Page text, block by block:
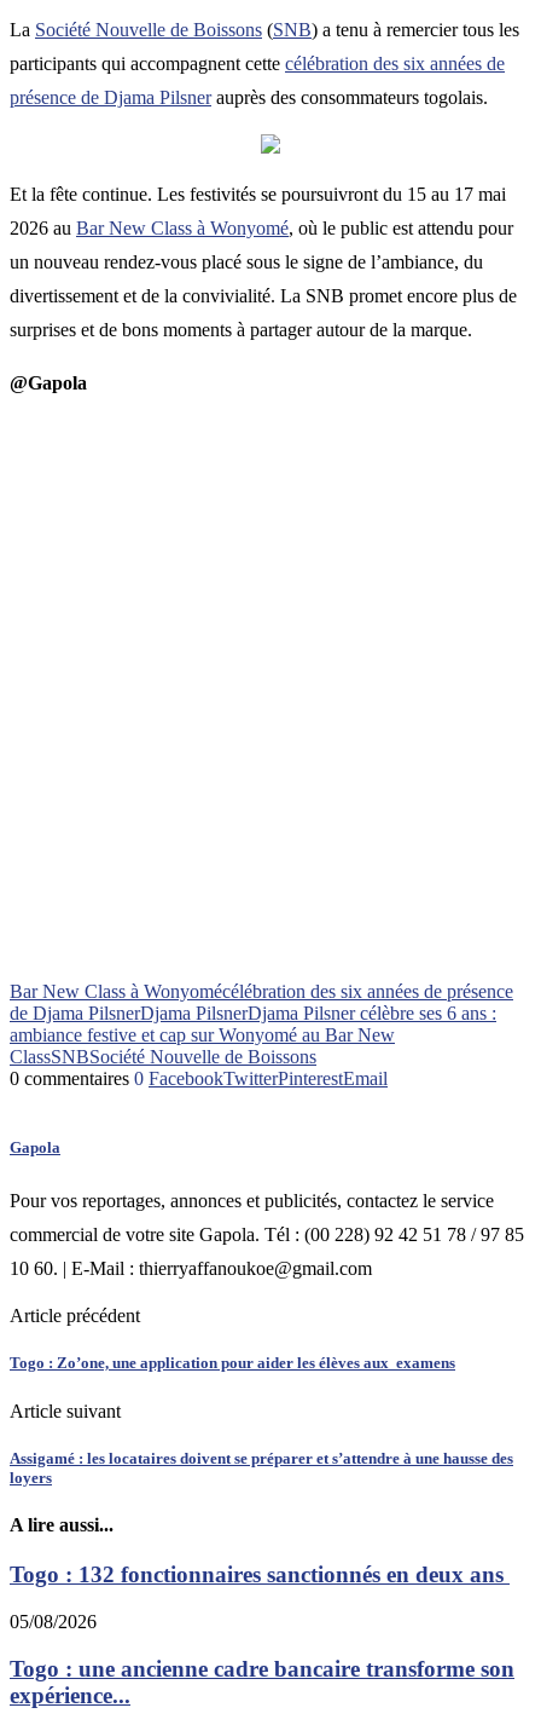
La Société Nouvelle de Boissons (SNB) a tenu à remercier tous les
participants qui accompagnent cette célébration des six années de
présence de Djama Pilsnerauprès des consommateurs togolais.
Et la fête continue. Les festivités se poursuivront du 15 au 17 mai
2026 au Bar New Class à Wonyomé, où le public est attendu pour
un nouveau rendez-vous placé sous le signe de l’ambiance, du
divertissement et de la convivialité. La SNB promet encore plus de
surprises et de bons moments à partager autour de la marque.
@Gapola
Bar New Class à Wonyomécélébration des six années de présence
de Djama PilsnerDjama PilsnerDjama Pilsner célèbre ses 6 ans :
ambiance festive et cap sur Wonyomé au Bar New
ClassSNBSociété Nouvelle de Boissons
0 commentaires 0 FacebookTwitterPinterestEmail
Gapola
Pour vos reportages, annonces et publicités, contactez le service
commercial de votre site Gapola. Tél : (00 228) 92 42 51 78 / 97 85
10 60. | E-Mail : thierryaffanoukoe@gmail.com
Article précédent
Togo : Zo’one, une application pour aider les élèves aux examens
Article suivant
Assigamé : les locataires doivent se préparer et s’attendre à une hausse des
loyers
A lire aussi...
Togo : 132 fonctionnaires sanctionnés en deux ans
05/08/2026
Togo : une ancienne cadre bancaire transforme son
expérience...